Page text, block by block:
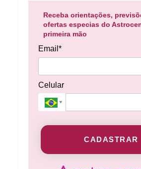
Receba orientações,
ofertas especias do
primeira mão
Email*
Celular
CADASTRAR